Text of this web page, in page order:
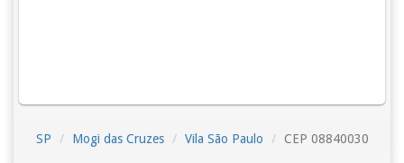
SP Mogi das Cruzes Vila São Paulo CEP 08840030